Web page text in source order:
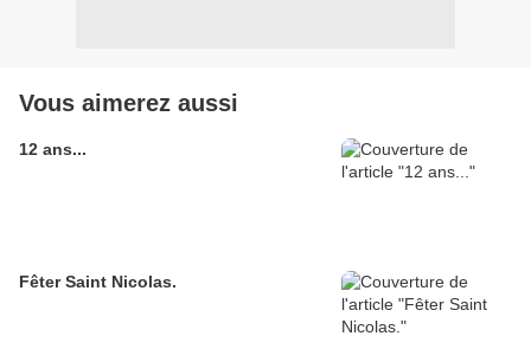
Vous aimerez aussi
12 ans...
Fêter Saint Nicolas.